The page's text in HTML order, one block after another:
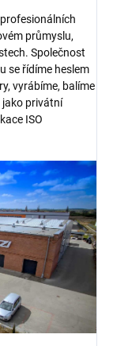
průmyslu,
Společnost
se řídíme heslem
vyrábíme, balíme
jako privátní
ISO